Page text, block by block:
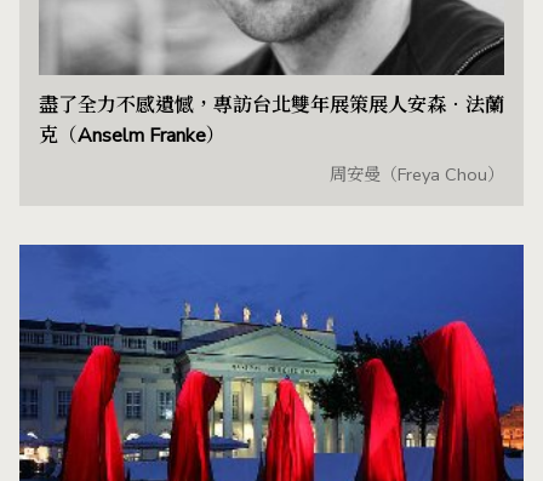
盡了全力不感遺憾，專訪台北雙年展策展人安森．法蘭
克（Anselm Franke）
周安曼（Freya Chou）